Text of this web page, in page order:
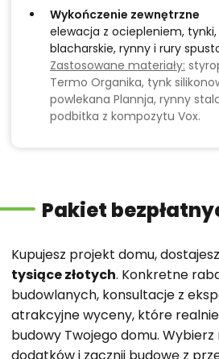
Wykończenie zewnętrzne
elewacja z ociepleniem,
blacharskie, rynny i rury
Zastosowane materiały:
Termo Organika, tynk
powlekana Plannja, rynny
podbitka z kompozytu Vox.
Pakiet
Kupujesz projekt domu, dostajesz
tysiące złotych. Konkretne
budowlanych, konsultacje z
atrakcyjne wyceny, które
budowy Twojego domu. Wybierz
dodatków i zacznij budowę z